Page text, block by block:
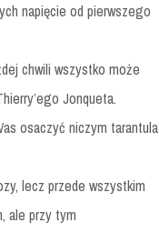
napięcie od pierwszego
chwili wszystko może
Jonqueta.
osaczyć niczym tarantula
lecz przede wszystkim
ale przy tym